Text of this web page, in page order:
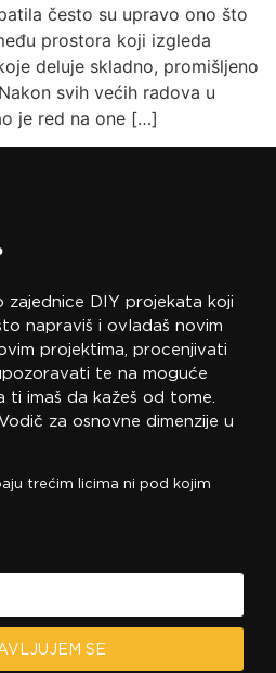
često su upravo ono što
prostora koji izgleda
deluje skladno, promišljeno
svih većih radova u
je red na one […]
zajednice DIY projekata koji
napraviš i ovladaš novim
projektima, procenjivati
te na moguće
imaš da kažeš od tome.
za osnovne dimenzije u
trećim licima ni pod kojim
SE